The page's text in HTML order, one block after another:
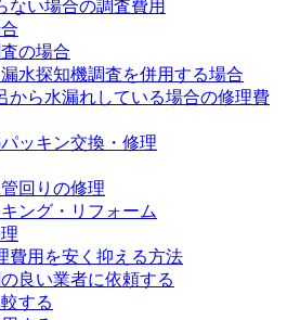
ない場合の調査費用
の場合
水探知機調査を併用する場合
から水漏れしている場合の修理費
ッキン交換・修理
回りの修理
ング・リフォーム
費用を安く抑える方法
良い業者に依頼する
する